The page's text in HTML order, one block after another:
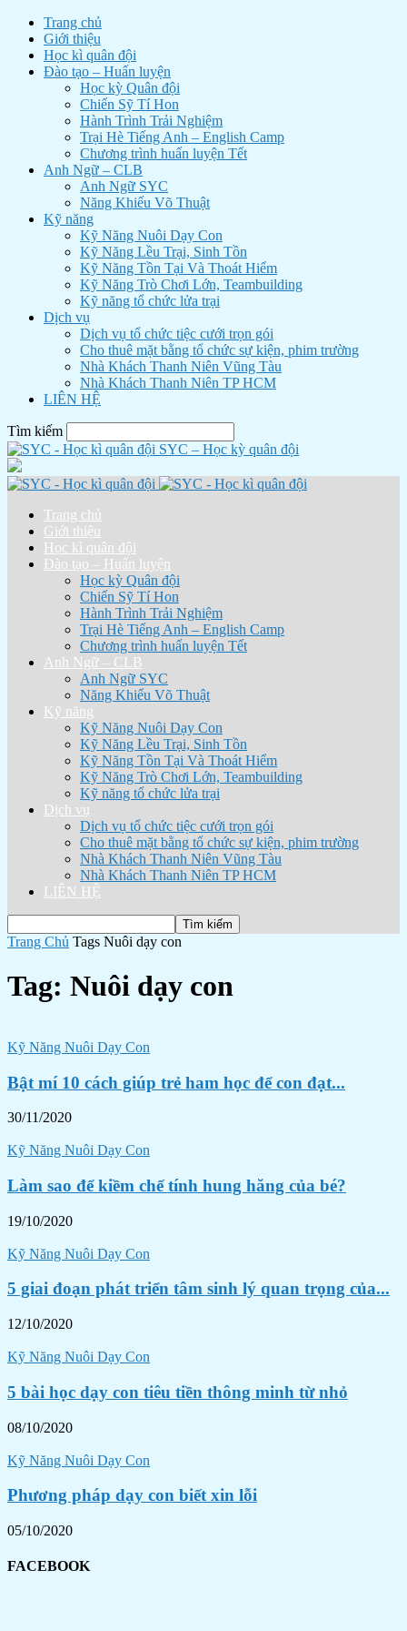
Trang chủ
Giới thiệu
Học kì quân đội
Đào tạo – Huấn luyện
Học kỳ Quân đội
Chiến Sỹ Tí Hon
Hành Trình Trải Nghiệm
Trại Hè Tiếng Anh – English Camp
Chương trình huấn luyện Tết
Anh Ngữ – CLB
Anh Ngữ SYC
Năng Khiếu Võ Thuật
Kỹ năng
Kỹ Năng Nuôi Dạy Con
Kỹ Năng Lều Trại, Sinh Tồn
Kỹ Năng Tồn Tại Và Thoát Hiểm
Kỹ Năng Trò Chơi Lớn, Teambuilding
Kỹ năng tổ chức lửa trại
Dịch vụ
Dịch vụ tổ chức tiệc cưới trọn gói
Cho thuê mặt bằng tổ chức sự kiện, phim trường
Nhà Khách Thanh Niên Vũng Tàu
Nhà Khách Thanh Niên TP HCM
LIÊN HỆ
Tìm kiếm
SYC – Học kỳ quân đội
Trang chủ
Giới thiệu
Học kì quân đội
Đào tạo – Huấn luyện
Học kỳ Quân đội
Chiến Sỹ Tí Hon
Hành Trình Trải Nghiệm
Trại Hè Tiếng Anh – English Camp
Chương trình huấn luyện Tết
Anh Ngữ – CLB
Anh Ngữ SYC
Năng Khiếu Võ Thuật
Kỹ năng
Kỹ Năng Nuôi Dạy Con
Kỹ Năng Lều Trại, Sinh Tồn
Kỹ Năng Tồn Tại Và Thoát Hiểm
Kỹ Năng Trò Chơi Lớn, Teambuilding
Kỹ năng tổ chức lửa trại
Dịch vụ
Dịch vụ tổ chức tiệc cưới trọn gói
Cho thuê mặt bằng tổ chức sự kiện, phim trường
Nhà Khách Thanh Niên Vũng Tàu
Nhà Khách Thanh Niên TP HCM
LIÊN HỆ
Trang Chủ Tags Nuôi dạy con
Tag: Nuôi dạy con
Kỹ Năng Nuôi Dạy Con
Bật mí 10 cách giúp trẻ ham học để con đạt...
30/11/2020
Kỹ Năng Nuôi Dạy Con
Làm sao để kiềm chế tính hung hăng của bé?
19/10/2020
Kỹ Năng Nuôi Dạy Con
5 giai đoạn phát triển tâm sinh lý quan trọng của...
12/10/2020
Kỹ Năng Nuôi Dạy Con
5 bài học dạy con tiêu tiền thông minh từ nhỏ
08/10/2020
Kỹ Năng Nuôi Dạy Con
Phương pháp dạy con biết xin lỗi
05/10/2020
FACEBOOK